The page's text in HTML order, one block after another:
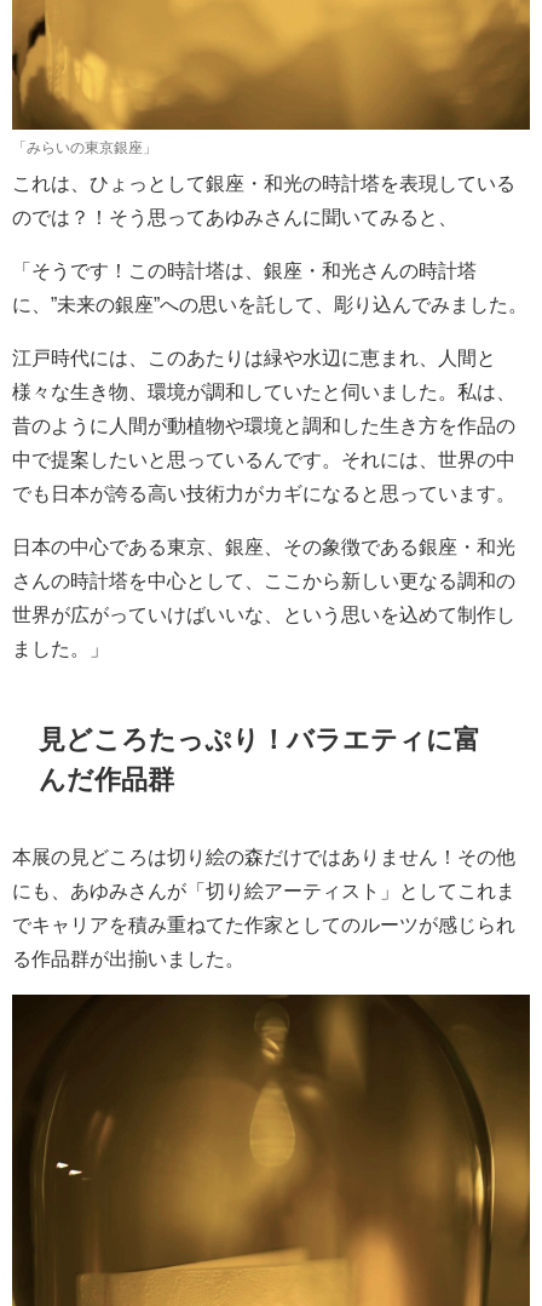
「みらいの東京銀座」
これは、ひょっとして銀座・和光の時計塔を表現している
のでは？！そう思ってあゆみさんに聞いてみると、
「そうです！この時計塔は、銀座・和光さんの時計塔
に、”未来の銀座”への思いを託して、彫り込んでみました。
江戸時代には、このあたりは緑や水辺に恵まれ、人間と
様々な生き物、環境が調和していたと伺いました。私は、
昔のように人間が動植物や環境と調和した生き方を作品の
中で提案したいと思っているんです。それには、世界の中
でも日本が誇る高い技術力がカギになると思っています。
日本の中心である東京、銀座、その象徴である銀座・和光
さんの時計塔を中心として、ここから新しい更なる調和の
世界が広がっていけばいいな、という思いを込めて制作し
ました。」
見どころたっぷり！バラエティに富
んだ作品群
本展の見どころは切り絵の森だけではありません！その他
にも、あゆみさんが「切り絵アーティスト」としてこれま
でキャリアを積み重ねてた作家としてのルーツが感じられ
る作品群が出揃いました。